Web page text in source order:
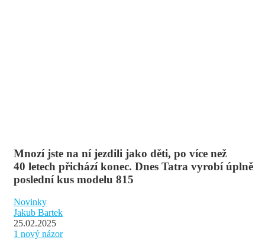
Mnozí jste na ní jezdili jako děti, po více než
40 letech přichází konec. Dnes Tatra vyrobí úplně
poslední kus modelu 815
Novinky
Jakub Bartek
25.02.2025
1 nový názor